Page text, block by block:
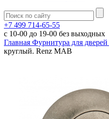
+7 499 714-65-55
с 10-00 до 19-00 без выходных
Главная Фурнитура для дверей
круглый. Renz MAB